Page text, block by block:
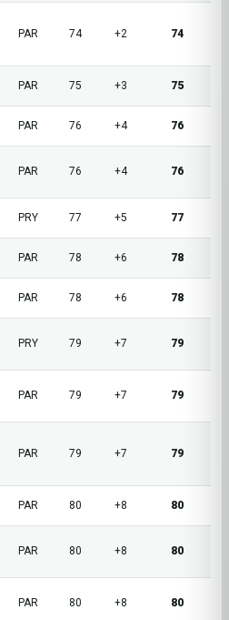
PAR 74 +2 74
PAR 75 +3 75
PAR 76 +4 76
PAR 76 +4 76
PRY 77 +5 77
PAR 78 +6 78
PAR 78 +6 78
PRY 79 +7 79
PAR 79 +7 79
PAR 79 +7 79
PAR 80 +8 80
PAR 80 +8 80
PAR 80 +8 80